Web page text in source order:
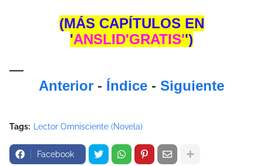
(MÁS CAPÍTULOS EN
'ANSLID'GRATIS'')
—
Anterior - Índice - Siguiente
Tags: Lector Omnisciente (Novela)
Facebook